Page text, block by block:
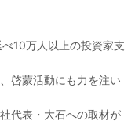
10万人以上の投資家支
啓蒙活動にも力を注い
代表・大石への取材が